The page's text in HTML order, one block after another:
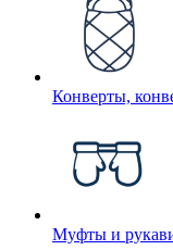
Конверты,
Муфты и